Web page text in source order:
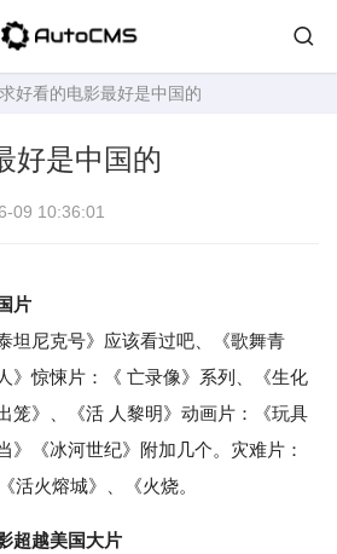
好看的电影最好是中国的
好是中国的
09 10:36:01
片
尼克号》应该看过吧、《歌舞青
》惊悚片：《 亡录像》系列、《生化
笼》、《活 人黎明》动画片：《玩具
》《冰河世纪》附加几个。灾难片：
活火熔城》、《火烧。
超越美国大片